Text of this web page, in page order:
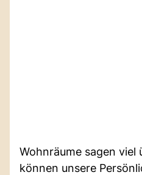
Wohnräume sagen viel
können unsere